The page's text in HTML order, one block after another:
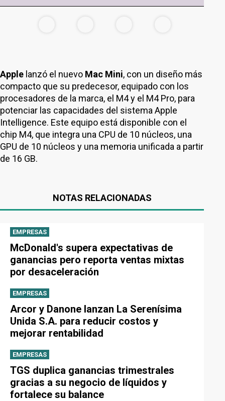
Apple lanzó el nuevo Mac Mini, con un diseño más
compacto que su predecesor, equipado con los
procesadores de la marca, el M4 y el M4 Pro, para
potenciar las capacidades del sistema Apple
Intelligence. Este equipo está disponible con el
chip M4, que integra una CPU de 10 núcleos, una
GPU de 10 núcleos y una memoria unificada a partir
de 16 GB.
NOTAS RELACIONADAS
EMPRESAS
McDonald's supera expectativas de
ganancias pero reporta ventas mixtas
por desaceleración
EMPRESAS
Arcor y Danone lanzan La Serenísima
Unida S.A. para reducir costos y
mejorar rentabilidad
EMPRESAS
TGS duplica ganancias trimestrales
gracias a su negocio de líquidos y
fortalece su balance